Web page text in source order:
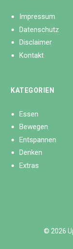
Impressum
Datenschutz
Disclaimer
Kontakt
KATEGORIEN
Essen
Bewegen
Entspannen
Denken
Extras
© 2026